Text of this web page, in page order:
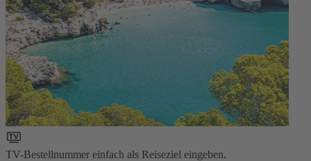
TV-Bestellnummer einfach als Reiseziel eingeben.